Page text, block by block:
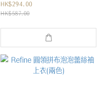
HK$294.00
HK$587.00